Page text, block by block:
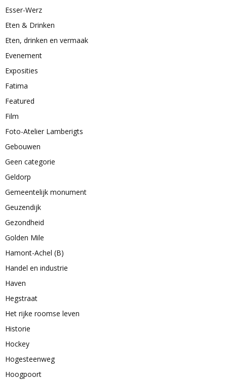
Esser-Werz
Eten & Drinken
Eten, drinken en vermaak
Evenement
Exposities
Fatima
Featured
Film
Foto-Atelier Lamberigts
Gebouwen
Geen categorie
Geldorp
Gemeentelijk monument
Geuzendijk
Gezondheid
Golden Mile
Hamont-Achel (B)
Handel en industrie
Haven
Hegstraat
Het rijke roomse leven
Historie
Hockey
Hogesteenweg
Hoogpoort